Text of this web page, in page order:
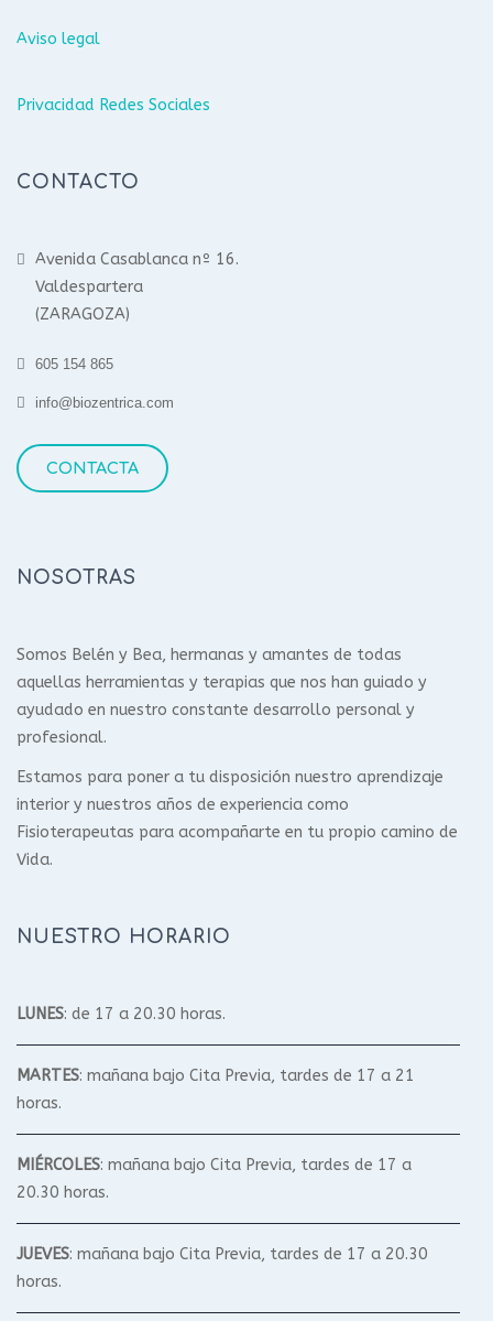
Aviso legal
Privacidad Redes Sociales
CONTACTO
Avenida Casablanca nº 16.
Valdespartera
(ZARAGOZA)
605 154 865
info@biozentrica.com
CONTACTA
NOSOTRAS
Somos Belén y Bea, hermanas y amantes de todas
aquellas herramientas y terapias que nos han guiado y
ayudado en nuestro constante desarrollo personal y
profesional.
Estamos para poner a tu disposición nuestro aprendizaje
interior y nuestros años de experiencia como
Fisioterapeutas para acompañarte en tu propio camino de
Vida.
NUESTRO HORARIO
LUNES: de 17 a 20.30 horas.
MARTES: mañana bajo Cita Previa, tardes de 17 a 21
horas.
MIÉRCOLES: mañana bajo Cita Previa, tardes de 17 a
20.30 horas.
JUEVES: mañana bajo Cita Previa, tardes de 17 a 20.30
horas.